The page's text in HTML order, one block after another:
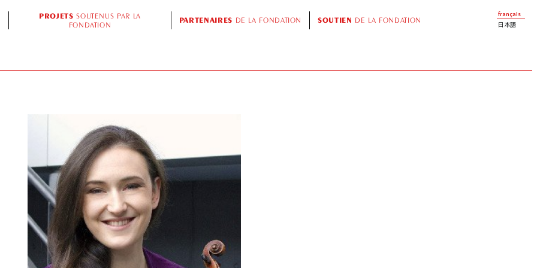
PROJETS SOUTENUS PAR LA
FONDATION
PARTENAIRES DE LA FONDATION SOUTIEN DE LA FONDATION
français
日本語